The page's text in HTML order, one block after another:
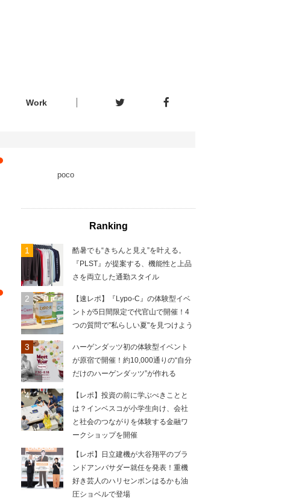
Work
poco
Ranking
酷暑でも“きちんと見え”を叶える。
『PLST』が提案する、機能性と上品
さを両立した通勤スタイル
【速レポ】『Lypo-C』の体験型イベ
ントが5日間限定で代官山で開催！4
つの質問で"私らしい夏"を見つけよう
ハーゲンダッツ初の体験型イベント
が原宿で開催！約10,000通りの“自分
だけのハーゲンダッツ”が作れる
【レポ】投資の前に学ぶべきことと
は？インベスコが小学生向け、会社
と社会のつながりを体験する金融ワ
ークショップを開催
【レポ】日立建機が大谷翔平のブラ
ンドアンバサダー就任を発表！重機
好き芸人のハリセンボンはるかも油
圧ショベルで登場